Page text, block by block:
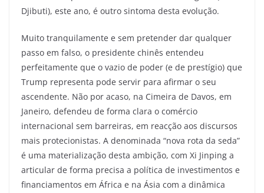
Djibuti), este ano, é outro sintoma desta evolução.
Muito tranquilamente e sem pretender dar qualquer
passo em falso, o presidente chinês entendeu
perfeitamente que o vazio de poder (e de prestígio) que
Trump representa pode servir para afirmar o seu
ascendente. Não por acaso, na Cimeira de Davos, em
Janeiro, defendeu de forma clara o comércio
internacional sem barreiras, em reacção aos discursos
mais protecionistas. A denominada “nova rota da seda”
é uma materialização desta ambição, com Xi Jinping a
articular de forma precisa a política de investimentos e
financiamentos em África e na Ásia com a dinâmica